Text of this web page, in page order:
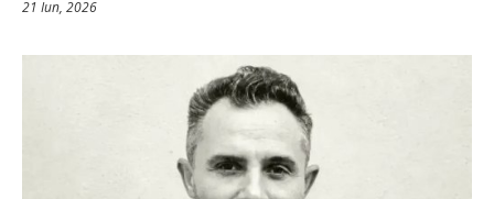
21 Iun, 2026